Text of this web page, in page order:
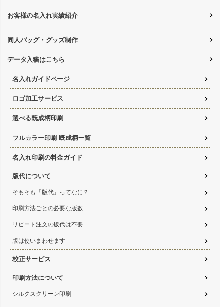
お客様の名入れ実績紹介
同人バッグ・グッズ制作
データ入稿はこちら
名入れガイドページ
ロゴ加工サービス
選べる既成柄印刷
フルカラー印刷 既成柄一覧
名入れ印刷の料金ガイド
版代について
そもそも「版代」ってなに？
印刷方法ごとの必要な版数
リピート注文の版代は不要
版は使いまわせます
校正サービス
印刷方法について
シルクスクリーン印刷